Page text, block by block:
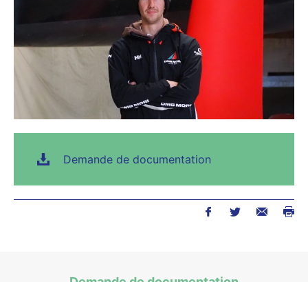
Demande de documentation